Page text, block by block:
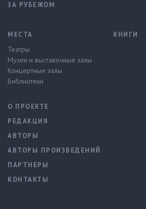
ЗА РУБЕЖОМ
МЕСТА
Театры
Музеи и выставочные залы
Концертные залы
Библиотеки
КНИГИ
О ПРОЕКТЕ
РЕДАКЦИЯ
АВТОРЫ
АВТОРЫ ПРОИЗВЕДЕНИЙ
ПАРТНЕРЫ
КОНТАКТЫ